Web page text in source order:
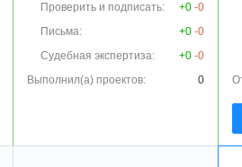
Проверить и подписать:
+0 -0
Письма:
+0 -0
Судебная экспертиза:
+0 -0
Выполнил(а) проектов:
0